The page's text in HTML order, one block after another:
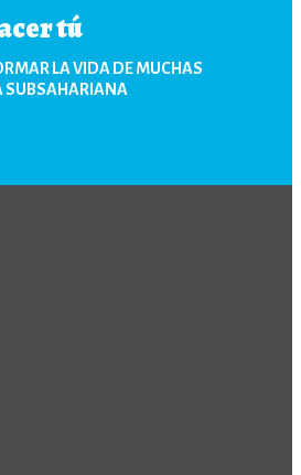
tú
LA VIDA DE MUCHAS
SUBSAHARIANA